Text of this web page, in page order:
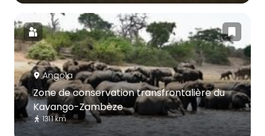
Angola
Zone de conservation transfrontalière du
Kavango-Zambèze
131.1 km